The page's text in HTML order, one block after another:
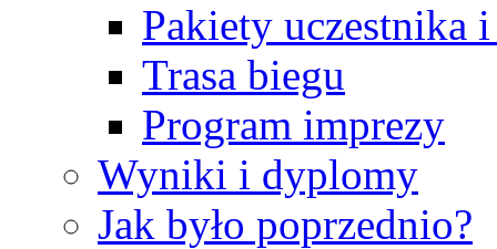
Pakiety uczestnika
Trasa biegu
Program imprezy
Wyniki i dyplomy
Jak było poprzednio?